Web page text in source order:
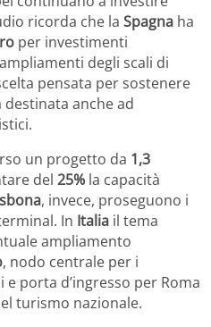
ricorda che la Spagna ha
per investimenti
degli scali di
pensata per sostenere
destinata anche ad
un progetto da 1,3
del 25% la capacità
, invece, proseguono i
In Italia il tema
ampliamento
, nodo centrale per i
porta d’ingresso per Roma
turismo nazionale.